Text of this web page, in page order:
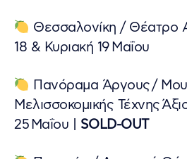
Θεσσαλονίκη / Θέατρο
18 & Κυριακή 19 Μαΐου
Πανόραμα Άργους /
Μελισσοκομικής Τέχνης
25 Μαΐου | SOLD-OUT